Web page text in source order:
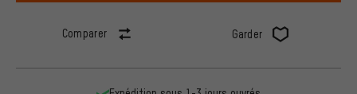
Comparer Garder